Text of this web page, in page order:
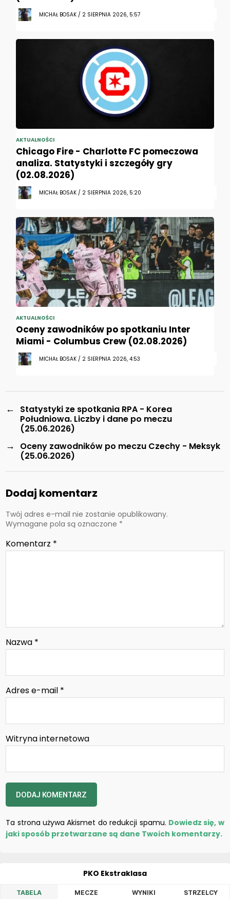
MICHAŁ BOSAK / 2 SIERPNIA 2026, 5:57
AKTUALNOŚCI
Chicago Fire - Charlotte FC pomeczowa
analiza. Statystyki i szczegóły gry
(02.08.2026)
MICHAŁ BOSAK / 2 SIERPNIA 2026, 5:20
AKTUALNOŚCI
Oceny zawodników po spotkaniu Inter
Miami - Columbus Crew (02.08.2026)
MICHAŁ BOSAK / 2 SIERPNIA 2026, 4:53
←
Statystyki ze spotkania RPA - Korea
Południowa. Liczby i dane po meczu
(25.06.2026)
→
Oceny zawodników po meczu Czechy - Meksyk
(25.06.2026)
Dodaj komentarz
Twój adres e-mail nie zostanie opublikowany.
Wymagane pola są oznaczone *
Komentarz *
Nazwa *
Adres e-mail *
Witryna internetowa
Ta strona używa Akismet do redukcji spamu. Dowiedz się, w
jaki sposób przetwarzane są dane Twoich komentarzy.
PKO Ekstraklasa
TABELA MECZE WYNIKI STRZELCY